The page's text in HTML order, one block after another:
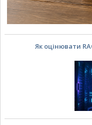
Як оцінювати